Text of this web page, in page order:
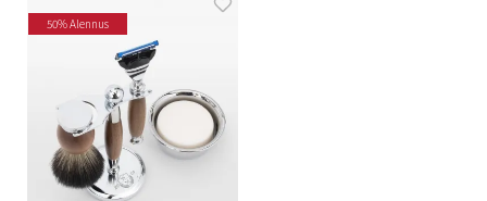
50% Alennus